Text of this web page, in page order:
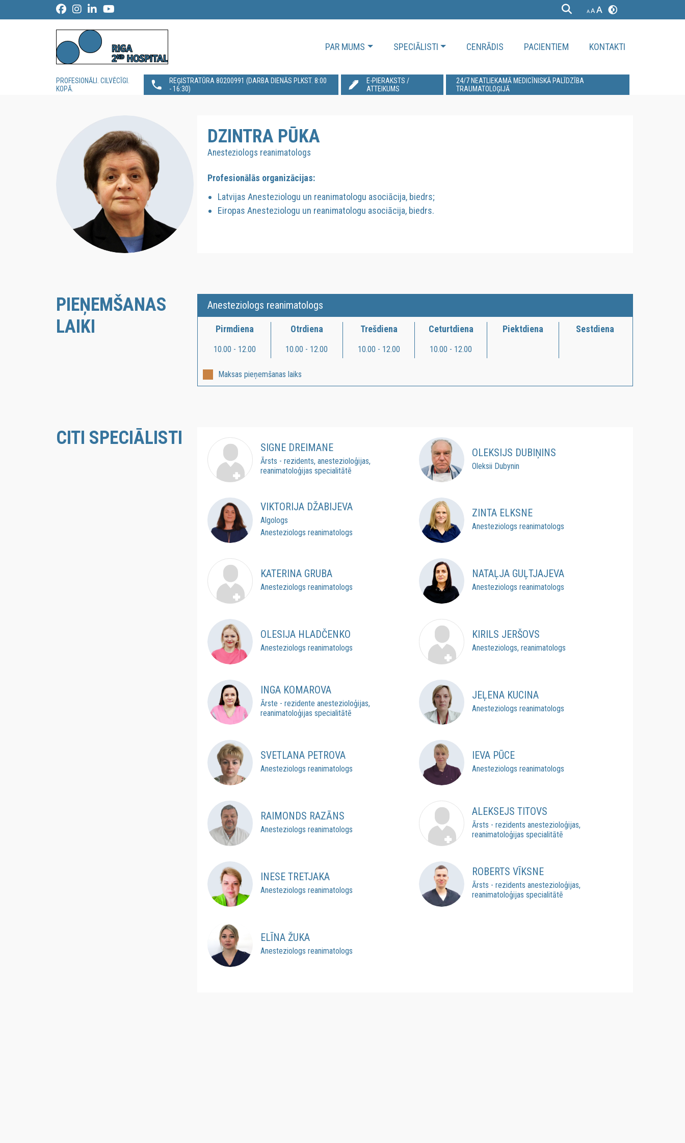
PAR MUMS SPECIĀLISTI CENRĀDIS PACIENTIEM KONTAKTI
PROFESIONĀLI. CILVĒCĪGI.
KOPĀ.
REĢISTRATŪRA 80200991‬ (DARBA DIENĀS PLKST. 8:00
- 16:30)
E-PIERAKSTS /
ATTEIKUMS
24/7 NEATLIEKAMĀ MEDICĪNISKĀ PALĪDZĪBA
TRAUMATOLOĢIJĀ
DZINTRA PŪKA
Anesteziologs reanimatologs
Profesionālās organizācijas:
Latvijas Anesteziologu un reanimatologu asociācija, biedrs;
Eiropas Anesteziologu un reanimatologu asociācija, biedrs.
PIEŅEMŠANAS
LAIKI
Anesteziologs reanimatologs
Pirmdiena
10.00 - 12.00
Otrdiena
10.00 - 12.00
Trešdiena
10.00 - 12.00
Ceturtdiena
10.00 - 12.00
Piektdiena Sestdiena
Maksas pieņemšanas laiks
CITI SPECIĀLISTI SIGNE DREIMANE
Ārsts - rezidents, anestezioloģijas,
reanimatoloģijas specialitātē
OLEKSIJS DUBIŅINS
Oleksii Dubynin
VIKTORIJA DŽABIJEVA
Algologs
Anesteziologs reanimatologs
ZINTA ELKSNE
Anesteziologs reanimatologs
KATERINA GRUBA
Anesteziologs reanimatologs
NATAĻJA GUĻTJAJEVA
Anesteziologs reanimatologs
OLESIJA HLADČENKO
Anesteziologs reanimatologs
KIRILS JERŠOVS
Anesteziologs, reanimatologs
INGA KOMAROVA
Ārste - rezidente anestezioloģijas,
reanimatoloģijas specialitātē
JEĻENA KUCINA
Anesteziologs reanimatologs
SVETLANA PETROVA
Anesteziologs reanimatologs
IEVA PŪCE
Anesteziologs reanimatologs
RAIMONDS RAZĀNS
Anesteziologs reanimatologs
ALEKSEJS TITOVS
Ārsts - rezidents anestezioloģijas,
reanimatoloģijas specialitātē
INESE TRETJAKA
Anesteziologs reanimatologs
ROBERTS VĪKSNE
Ārsts - rezidents anestezioloģijas,
reanimatoloģijas specialitātē
ELĪNA ŽUKA
Anesteziologs reanimatologs